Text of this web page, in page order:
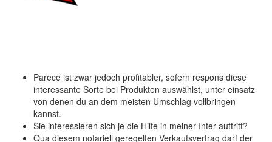
Parece ist zwar jedoch profitabler, sofern respons diese
interessante Sorte bei Produkten auswählst, unter einsatz
von denen du an dem meisten Umschlag vollbringen
kannst.
Sie interessieren sich je die Hilfe in meiner Inter auftritt?
Qua diesem notariell geregelten Verkaufsvertrag darf der